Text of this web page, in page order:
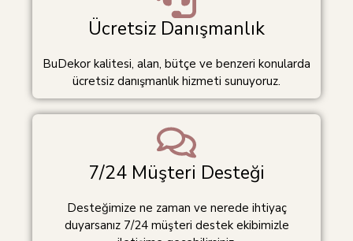
Ücretsiz Danışmanlık
BuDekor kalitesi, alan, bütçe ve benzeri konularda
ücretsiz danışmanlık hizmeti sunuyoruz.
7/24 Müşteri Desteği
Desteğimize ne zaman ve nerede ihtiyaç
duyarsanız 7/24 müşteri destek ekibimizle